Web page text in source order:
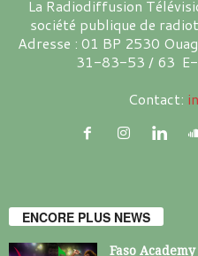
La Radiodiffusion
société publique de
Adresse : 01 BP 2530
31-83-53 / 63
Contact:
ENCORE PLUS NEWS
Faso